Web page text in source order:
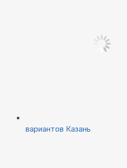
вариантов Казань